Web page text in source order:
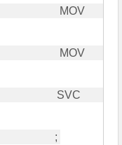
MOV
MOV
SVC
;